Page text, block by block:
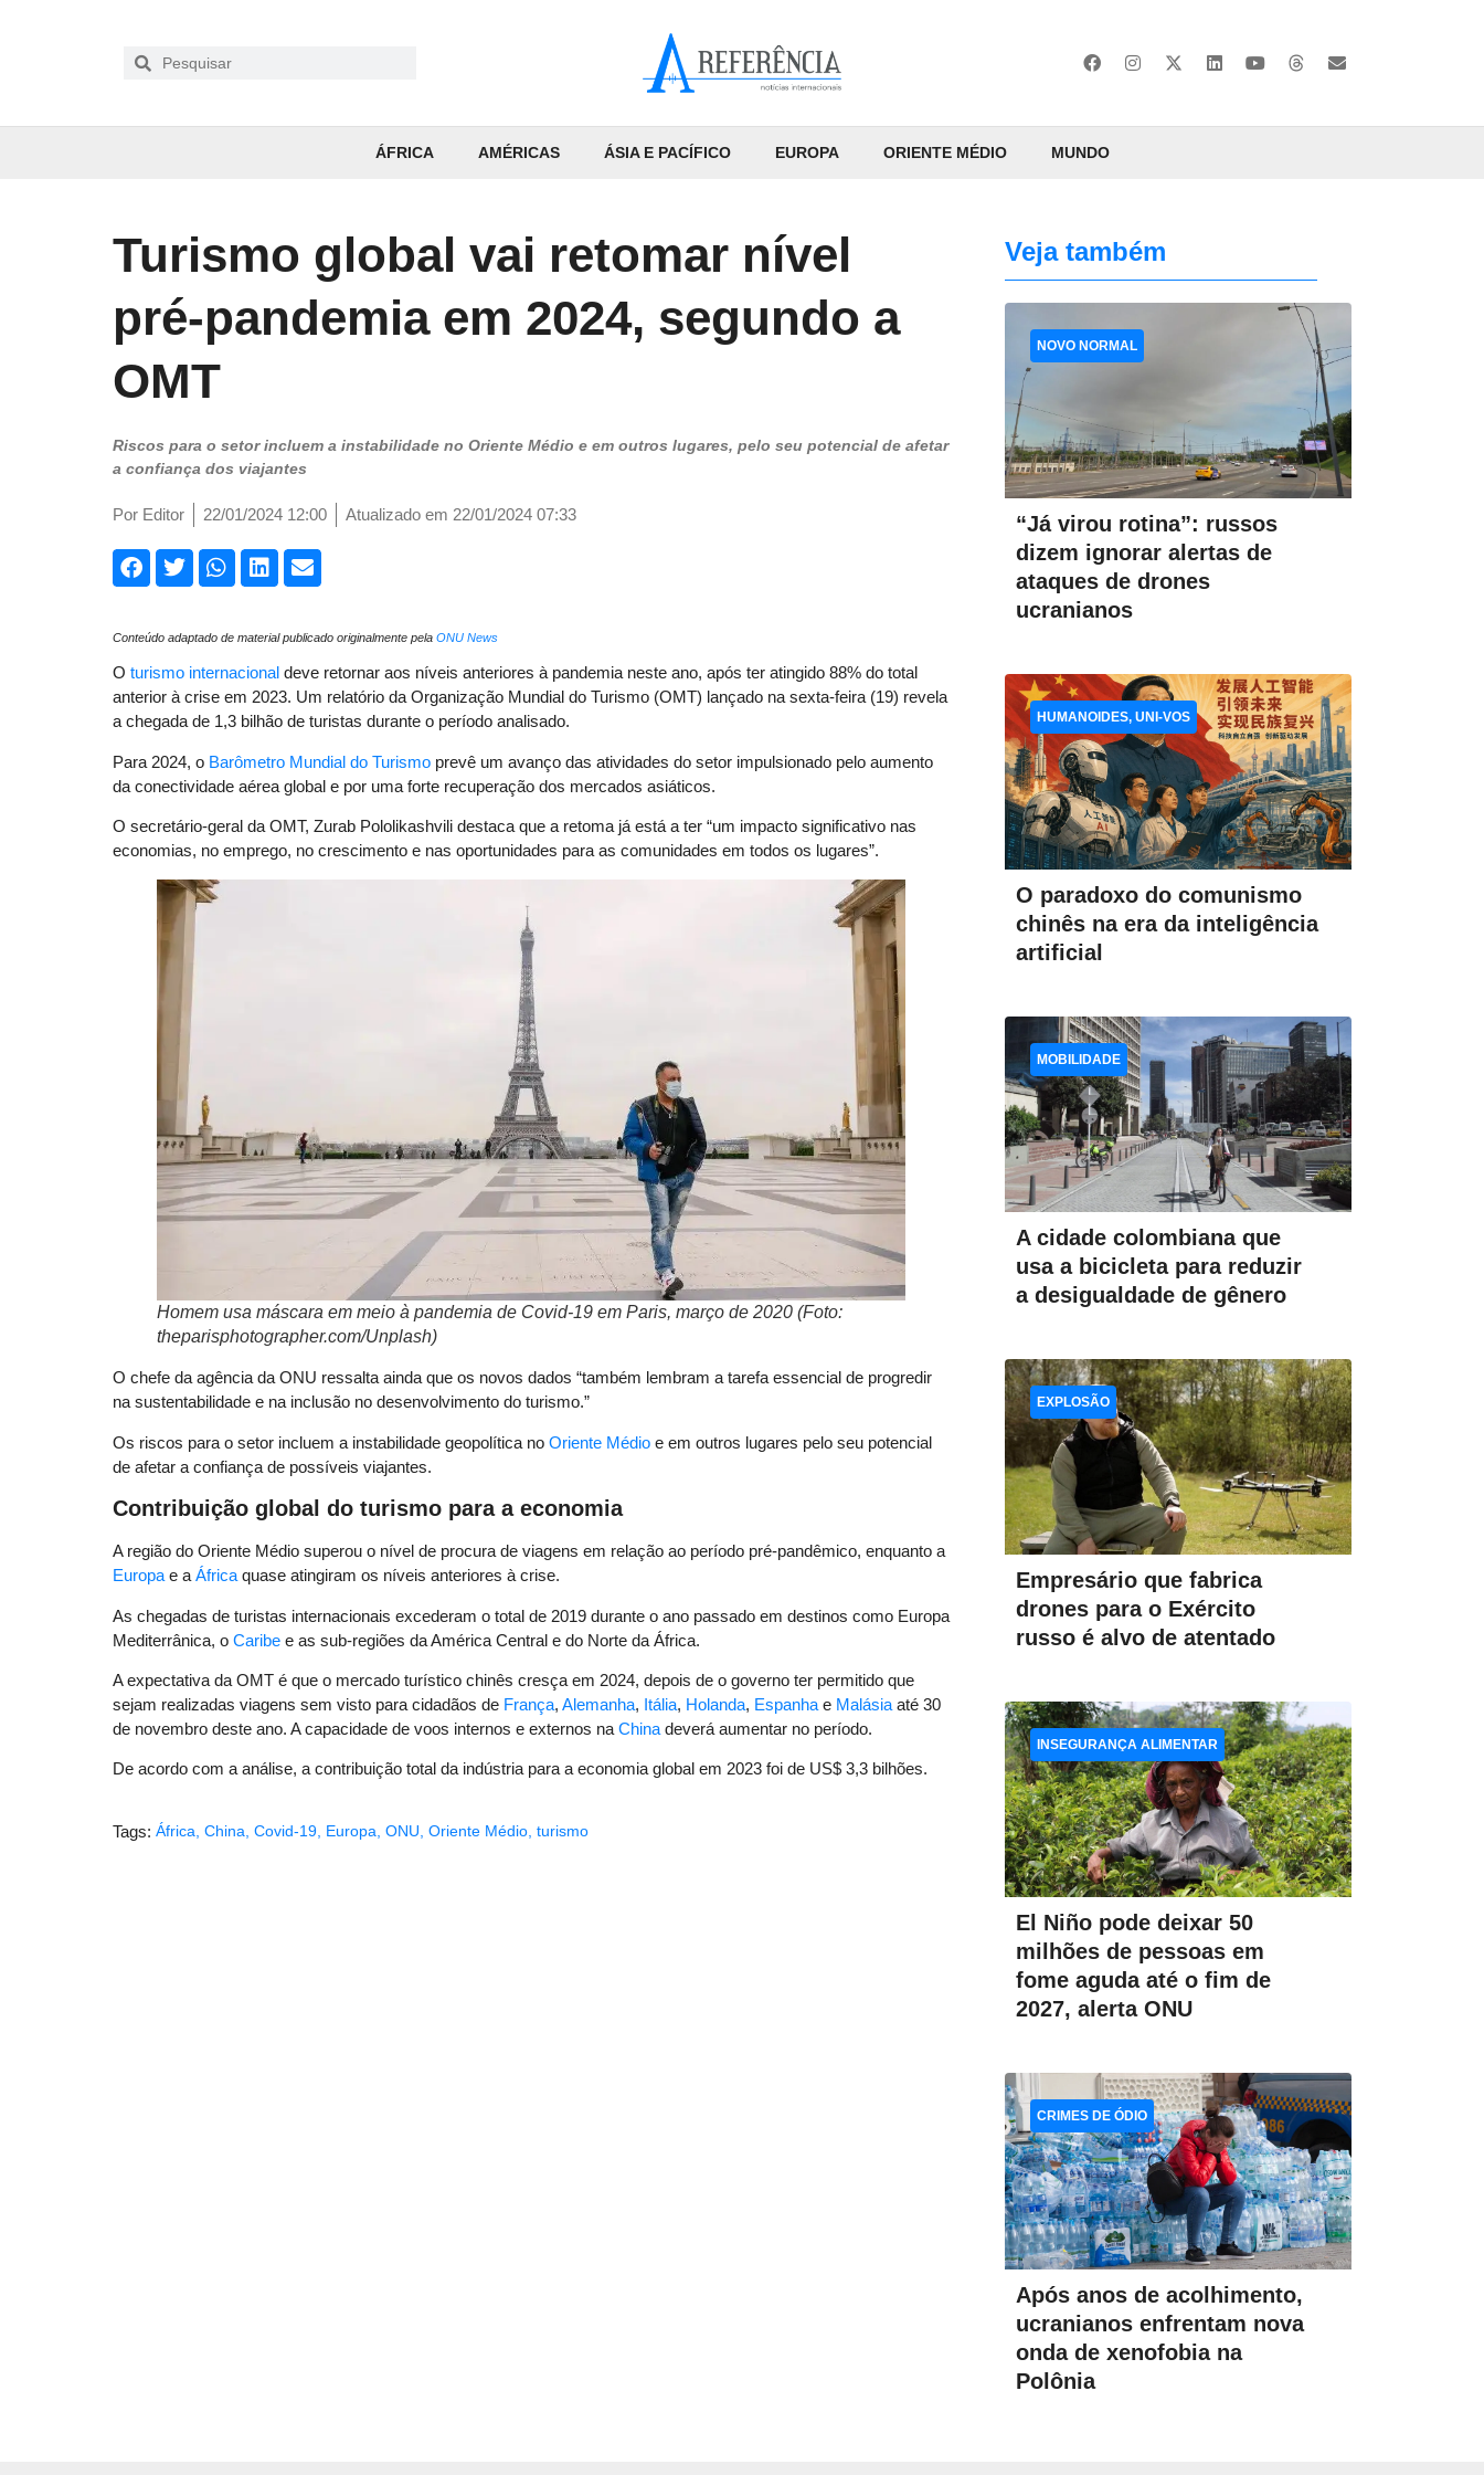
ÁFRICA AMÉRICAS ÁSIA E PACÍFICO EUROPA ORIENTE MÉDIO MUNDO
Turismo global vai retomar nível
pré-pandemia em 2024, segundo a
OMT
Riscos para o setor incluem a instabilidade no Oriente Médio e em outros lugares, pelo seu potencial de afetar
a confiança dos viajantes
Por Editor 22/01/2024 12:00 Atualizado em 22/01/2024 07:33
Conteúdo adaptado de material publicado originalmente pela ONU News
O turismo internacional deve retornar aos níveis anteriores à pandemia neste ano, após ter atingido 88% do total
anterior à crise em 2023. Um relatório da Organização Mundial do Turismo (OMT) lançado na sexta-feira (19) revela
a chegada de 1,3 bilhão de turistas durante o período analisado.
Para 2024, o Barômetro Mundial do Turismo prevê um avanço das atividades do setor impulsionado pelo aumento
da conectividade aérea global e por uma forte recuperação dos mercados asiáticos.
O secretário-geral da OMT, Zurab Pololikashvili destaca que a retoma já está a ter “um impacto significativo nas
economias, no emprego, no crescimento e nas oportunidades para as comunidades em todos os lugares”.
Homem usa máscara em meio à pandemia de Covid-19 em Paris, março de 2020 (Foto:
theparisphotographer.com/Unplash)
O chefe da agência da ONU ressalta ainda que os novos dados “também lembram a tarefa essencial de progredir
na sustentabilidade e na inclusão no desenvolvimento do turismo.”
Os riscos para o setor incluem a instabilidade geopolítica no Oriente Médio e em outros lugares pelo seu potencial
de afetar a confiança de possíveis viajantes.
Contribuição global do turismo para a economia
A região do Oriente Médio superou o nível de procura de viagens em relação ao período pré-pandêmico, enquanto a
Europa e a África quase atingiram os níveis anteriores à crise.
As chegadas de turistas internacionais excederam o total de 2019 durante o ano passado em destinos como Europa
Mediterrânica, o Caribe e as sub-regiões da América Central e do Norte da África.
A expectativa da OMT é que o mercado turístico chinês cresça em 2024, depois de o governo ter permitido que
sejam realizadas viagens sem visto para cidadãos de França, Alemanha, Itália, Holanda, Espanha e Malásia até 30
de novembro deste ano. A capacidade de voos internos e externos na China deverá aumentar no período.
De acordo com a análise, a contribuição total da indústria para a economia global em 2023 foi de US$ 3,3 bilhões.
Tags: África China Covid-19 Europa ONU Oriente Médio turismo
Veja também
“Já virou rotina”: russos
dizem ignorar alertas de
ataques de drones
ucranianos
NOVO NORMAL
O paradoxo do comunismo
chinês na era da inteligência
artificial
HUMANOIDES, UNI-VOS
A cidade colombiana que
usa a bicicleta para reduzir
a desigualdade de gênero
MOBILIDADE
Empresário que fabrica
drones para o Exército
russo é alvo de atentado
EXPLOSÃO
El Niño pode deixar 50
milhões de pessoas em
fome aguda até o fim de
2027, alerta ONU
INSEGURANÇA ALIMENTAR
Após anos de acolhimento,
ucranianos enfrentam nova
onda de xenofobia na
Polônia
CRIMES DE ÓDIO